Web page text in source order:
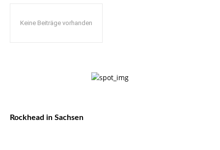
Keine Beiträge vorhanden
Rockhead in Sachsen